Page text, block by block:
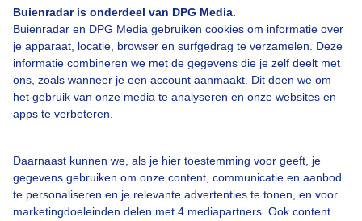
Buienradar is onderdeel van DPG Media.
Buienradar en DPG Media gebruiken cookies om informatie over
je apparaat, locatie, browser en surfgedrag te verzamelen. Deze
informatie combineren we met de gegevens die je zelf deelt met
ons, zoals wanneer je een account aanmaakt. Dit doen we om
het gebruik van onze media te analyseren en onze websites en
apps te verbeteren.
Daarnaast kunnen we, als je hier toestemming voor geeft, je
gegevens gebruiken om onze content, communicatie en aanbod
te personaliseren en je relevante advertenties te tonen, en voor
marketingdoeleinden delen met 4 mediapartners. Ook content
Bekijk slideshow
Een moment geduld aub...